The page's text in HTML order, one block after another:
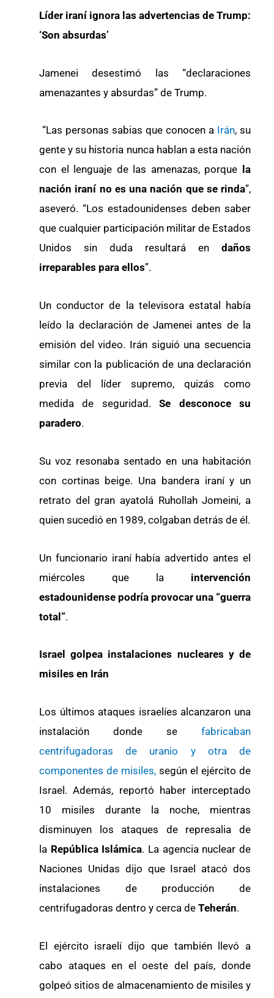
Líder iraní ignora las advertencias de Trump:
‘Son absurdas’
Jamenei desestimó las “declaraciones
amenazantes y absurdas” de Trump.
“Las personas sabias que conocen a Irán, su
gente y su historia nunca hablan a esta nación
con el lenguaje de las amenazas, porque
la
nación iraní no es una nación que se rinda”,
aseveró. “Los estadounidenses deben saber
que cualquier participación militar de Estados
Unidos sin duda resultará en daños
irreparables para ellos”.
Un conductor de la televisora estatal había
leído la declaración de Jamenei antes de la
emisión del video. Irán siguió una secuencia
similar con la publicación de una declaración
previa del líder supremo, quizás como
medida de seguridad.Se desconoce su
paradero.
Su voz resonaba sentado en una habitación
con cortinas beige. Una bandera iraní y un
retrato del gran ayatolá Ruhollah Jomeini, a
quien sucedió en 1989, colgaban detrás de él.
Un funcionario iraní había advertido antes el
miércoles que la intervención
estadounidense podría provocar una “guerra
total”.
Israel golpea instalaciones nucleares y de
misiles en Irán
Los últimos ataques israelíes alcanzaron una
instalación donde se fabricaban
centrifugadoras de uranio y otra de
componentes de misiles, según el ejército de
Israel. Además, reportó haber interceptado
10 misiles durante la noche, mientras
disminuyen los ataques de represalia de
la República Islámica. La agencia nuclear de
Naciones Unidas dijo que Israel atacó dos
instalaciones de producción de
centrifugadoras dentro y cerca de Teherán.
El ejército israelí dijo que también llevó a
cabo ataques en el oeste del país, donde
golpeó sitios de almacenamiento de misiles y